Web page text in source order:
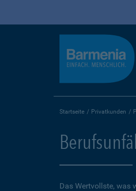
Startseite Privatkunden
Das Wertvollste, was